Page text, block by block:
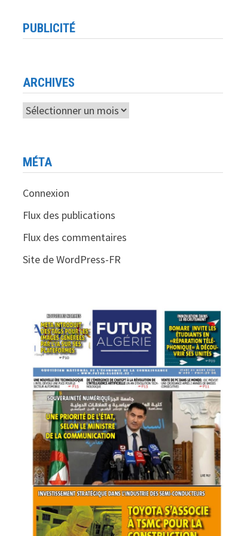
PUBLICITÉ
ARCHIVES
Archives
MÉTA
Connexion
Flux des publications
Flux des commentaires
Site de WordPress-FR